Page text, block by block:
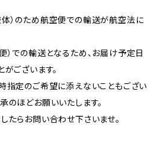
）のため航空便での輸送が航空法に
）での輸送となるため、お届け予定日
ございます。
指定のご希望に添えないこともござい
のほどお願いいたします。
たらお問い合わせ下さいませ。